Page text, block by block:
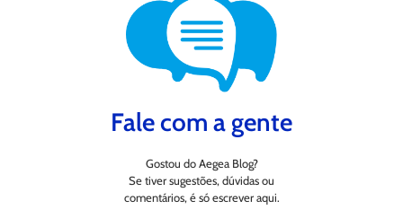
Fale com a gente
Gostou do Aegea Blog?
Se tiver sugestões, dúvidas ou
comentários, é só escrever aqui.